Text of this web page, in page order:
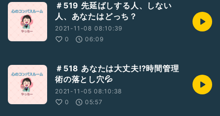
＃519 先延ばしする人、しない
人、あなたはどっち？
2021-11-08 08:10:39
0
06:09
＃518 あなたは大丈夫⁉️時間管理
術の落とし穴💦
2021-11-05 08:10:38
0
05:57